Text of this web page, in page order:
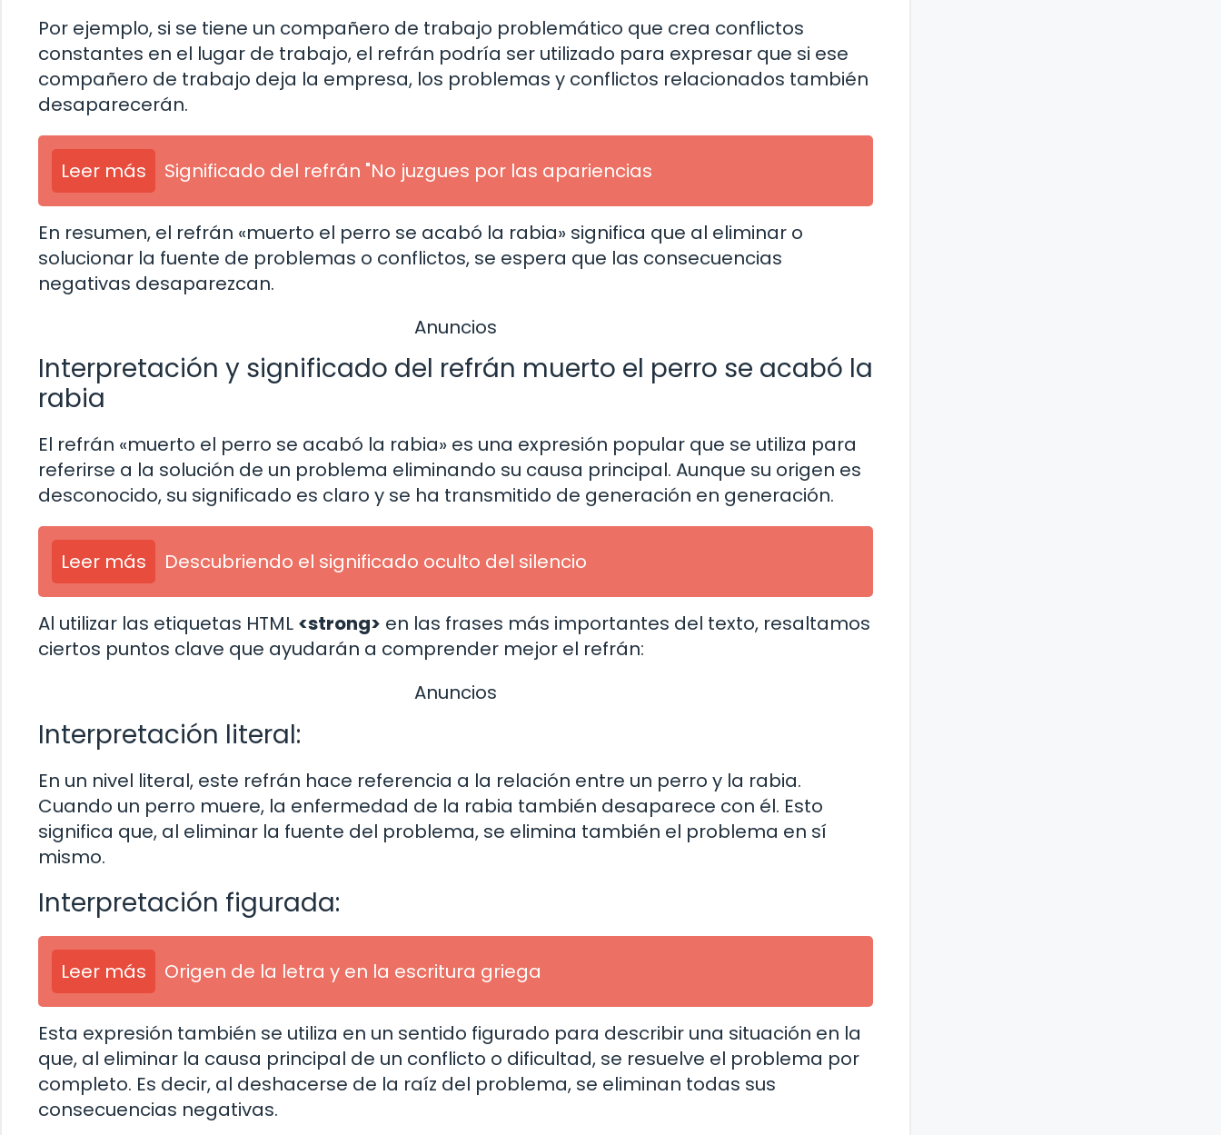
Por ejemplo, si se tiene un compañero de trabajo problemático que crea conflictos
constantes en el lugar de trabajo, el refrán podría ser utilizado para expresar que si ese
compañero de trabajo deja la empresa, los problemas y conflictos relacionados también
desaparecerán.
Leer más Significado del refrán "No juzgues por las apariencias
En resumen, el refrán «muerto el perro se acabó la rabia» significa que al eliminar o
solucionar la fuente de problemas o conflictos, se espera que las consecuencias
negativas desaparezcan.
Anuncios
Interpretación y significado del refrán muerto el perro se acabó la
rabia
El refrán «muerto el perro se acabó la rabia» es una expresión popular que se utiliza para
referirse a la solución de un problema eliminando su causa principal. Aunque su origen es
desconocido, su significado es claro y se ha transmitido de generación en generación.
Leer más Descubriendo el significado oculto del silencio
Al utilizar las etiquetas HTML <strong> en las frases más importantes del texto, resaltamos
ciertos puntos clave que ayudarán a comprender mejor el refrán:
Anuncios
Interpretación literal:
En un nivel literal, este refrán hace referencia a la relación entre un perro y la rabia.
Cuando un perro muere, la enfermedad de la rabia también desaparece con él. Esto
significa que, al eliminar la fuente del problema, se elimina también el problema en sí
mismo.
Interpretación figurada:
Leer más Origen de la letra y en la escritura griega
Esta expresión también se utiliza en un sentido figurado para describir una situación en la
que, al eliminar la causa principal de un conflicto o dificultad, se resuelve el problema por
completo. Es decir, al deshacerse de la raíz del problema, se eliminan todas sus
consecuencias negativas.